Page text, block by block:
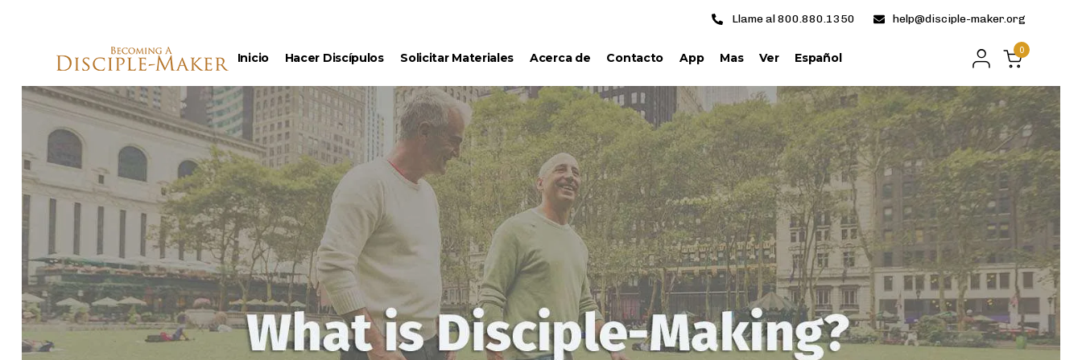
Llame al 800.880.1350 help@disciple-maker.org
Inicio Hacer Discípulos Solicitar Materiales Acerca de Contacto App Mas Ver Español
0